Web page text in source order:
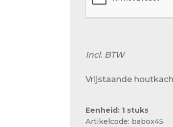
Incl. BTW
Vrijstaande
Eenheid: 1 stuks
Artikelcode: babox45